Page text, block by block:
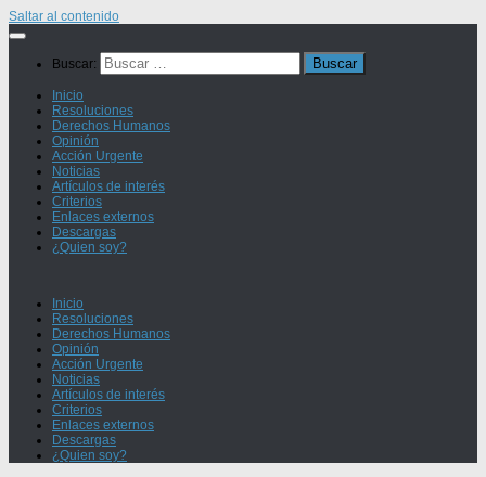
Saltar al contenido
Buscar:
Inicio
Resoluciones
Derechos Humanos
Opinión
Acción Urgente
Noticias
Artículos de interés
Criterios
Enlaces externos
Descargas
¿Quien soy?
Inicio
Resoluciones
Derechos Humanos
Opinión
Acción Urgente
Noticias
Artículos de interés
Criterios
Enlaces externos
Descargas
¿Quien soy?